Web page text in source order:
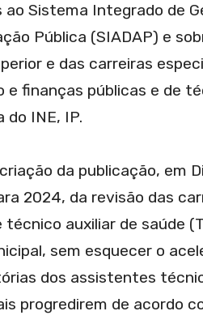
Sistema Integrado de
Pública (SIADAP) e
e das carreiras
e finanças públicas e de
INE, IP.
da publicação, em
2024, da revisão das
técnico auxiliar de saúde
sem esquecer o
dos assistentes
progredirem de acordo